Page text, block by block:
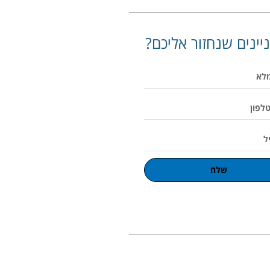
שנחזור אליכם?
שלח